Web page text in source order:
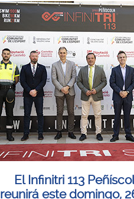
El Infinitri 113
reunirá este domingo,